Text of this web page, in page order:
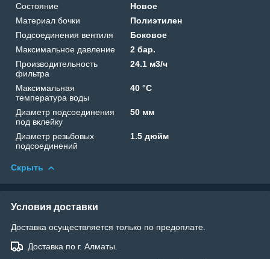
Состояние
Новое
Материал бочки
Полиэтилен
Подсоединения вентиля
Боковое
Максимальное давление
2 бар.
Производительность
фильтра
24.1 м3/ч
Максимальная
температура воды
40 °C
Диаметр подсоединения
под вклейку
50 мм
Диаметр резьбовых
подсоединений
1.5 дюйм
Скрыть
Условия доставки
Доставка осуществляется только по предоплате.
Доставка по г. Алматы.